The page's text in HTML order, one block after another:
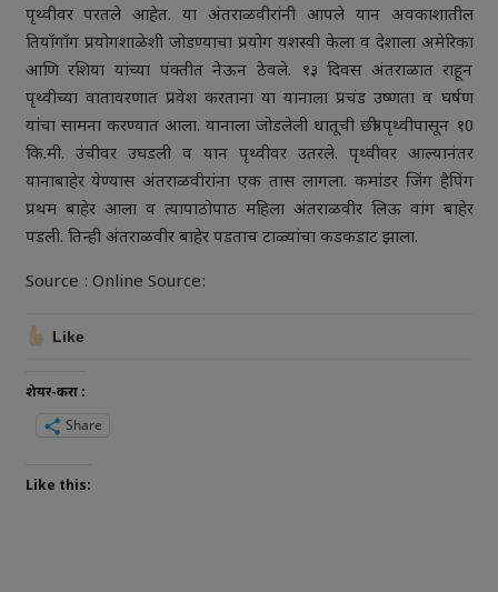
पृथ्वीवर परतले आहेत. या अंतराळवीरांनी आपले यान अवकाशातील
तियाँगाँग प्रयोगशाळेशी जोडण्याचा प्रयोग यशस्वी केला व देशाला अमेरिका
आणि रशिया यांच्या पंक्तीत नेऊन ठेवले. १३ दिवस अंतराळात राहून
पृथ्वीच्या वातावरणात प्रवेश करताना या यानाला प्रचंड उष्णता व घर्षण
यांचा सामना करण्यात आला. यानाला जोडलेली धातूची छत्री पृथ्वीपासून १0
कि.मी. उंचीवर उघडली व यान पृथ्वीवर उतरले. पृथ्वीवर आल्यानंतर
यानाबाहेर येण्यास अंतराळवीरांना एक तास लागला. कमांडर जिंग हैपिंग
प्रथम बाहेर आला व त्यापाठोपाठ महिला अंतराळवीर लिऊ वांग बाहेर
पडली. तिन्ही अंतराळवीर बाहेर पडताच टाळ्यांचा कडकडाट झाला.
Source : Online Source:
Like
शेयर-करा :
Share
Like this: